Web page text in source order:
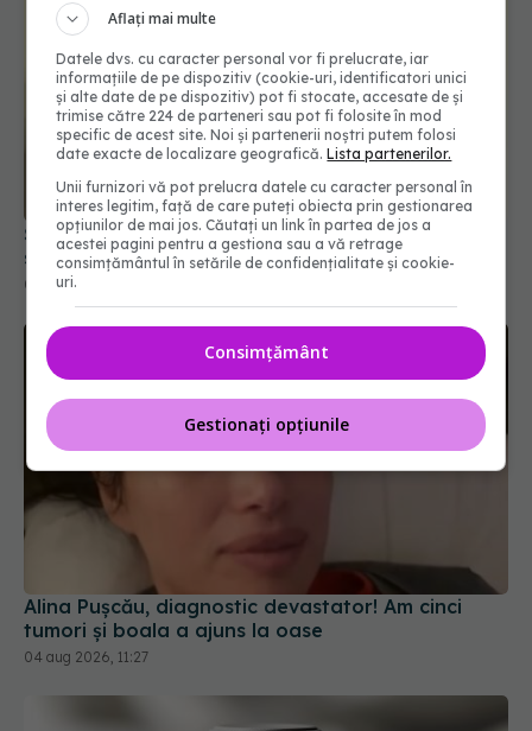
Șeful CNAS, mesaj după revolta radiologilor: În
sănătate, timpul se măsoară în șanse la viață
04 aug 2026, 10:10
Alina Pușcău, diagnostic devastator! Am cinci
tumori și boala a ajuns la oase
04 aug 2026, 11:27
Aflați mai multe
Datele dvs. cu caracter personal vor fi prelucrate, iar
informațiile de pe dispozitiv (cookie-uri, identificatori unici
și alte date de pe dispozitiv) pot fi stocate, accesate de și
trimise către 224 de parteneri sau pot fi folosite în mod
specific de acest site. Noi și partenerii noștri putem folosi
date exacte de localizare geografică.Lista partenerilor.
Unii furnizori vă pot prelucra datele cu caracter personal în
interes legitim, față de care puteți obiecta prin gestionarea
opțiunilor de mai jos. Căutați un link în partea de jos a
acestei pagini pentru a gestiona sau a vă retrage
consimțământul în setările de confidențialitate și cookie-
uri.
Consimțământ
Gestionați opțiunile